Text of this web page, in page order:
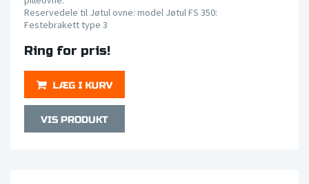
Reservedele til Jøtul ovne: model Jøtul FS 350:
Festebrakett type 3
Ring for pris!